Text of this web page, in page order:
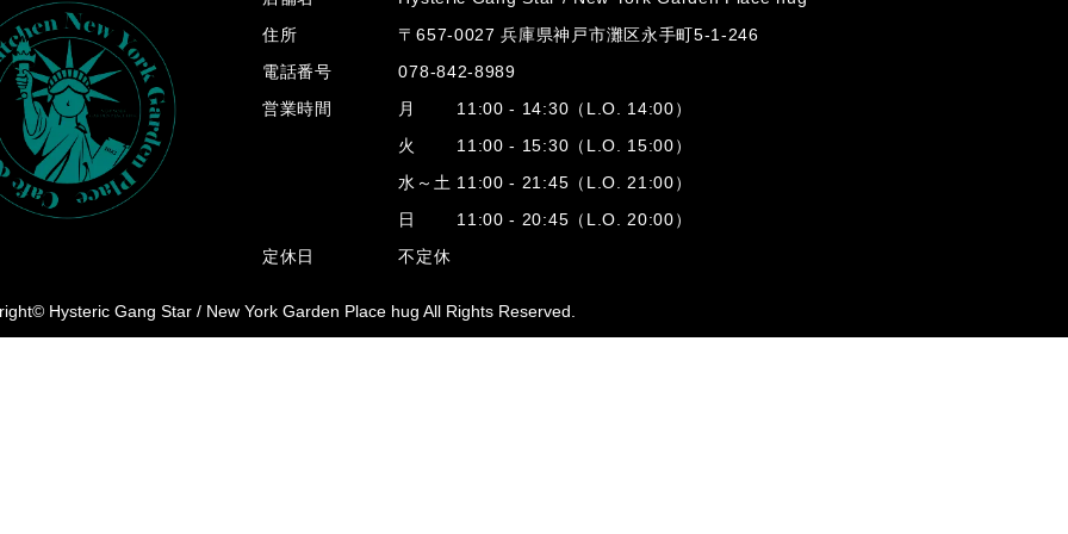
住所
〒657-0027 兵庫県神戸市灘区永手町5-1-246
電話番号
078-842-8989
営業時間
月 11:00 - 14:30（L.O. 14:00）
火 11:00 - 15:30（L.O. 15:00）
水～土 11:00 - 21:45（L.O. 21:00）
日 11:00 - 20:45（L.O. 20:00）
定休日
不定休
Hysteric Gang Star / New York Garden Place hug All Rights Reserved.